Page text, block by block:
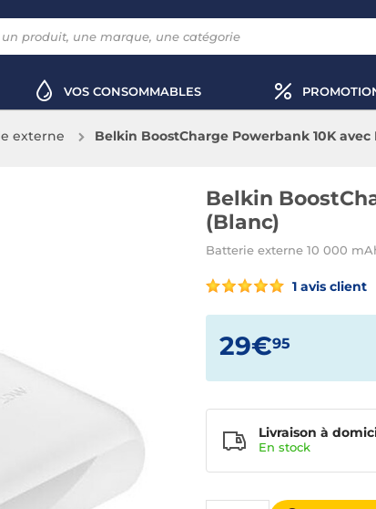
VOS CONSOMMABLES
externe Belkin BoostCharge Powerbank 10K avec
Belkin
(Blanc)
Batterie externe 10 000
1 avis client
29€95
Livraison à
En stock